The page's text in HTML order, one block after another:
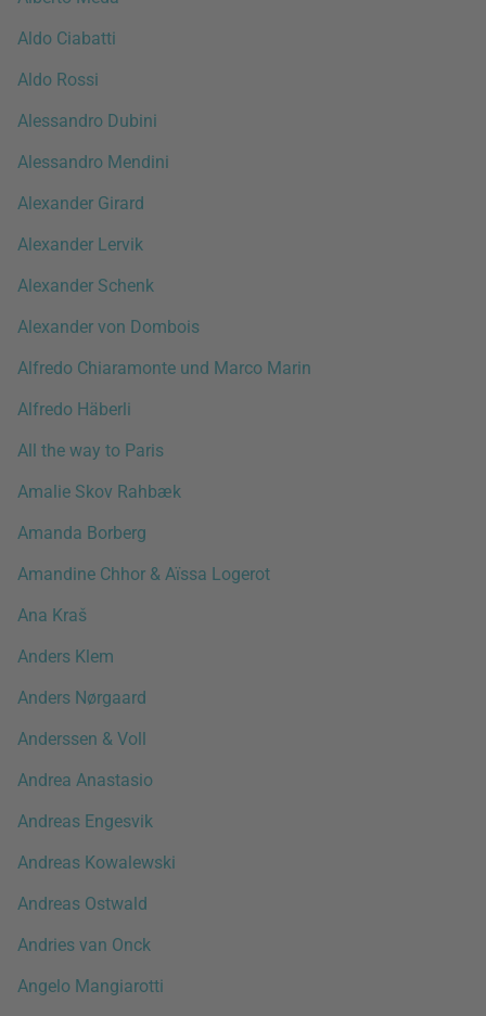
Aldo Ciabatti
Aldo Rossi
Alessandro Dubini
Alessandro Mendini
Alexander Girard
Alexander Lervik
Alexander Schenk
Alexander von Dombois
Alfredo Chiaramonte und Marco Marin
Alfredo Häberli
All the way to Paris
Amalie Skov Rahbæk
Amanda Borberg
Amandine Chhor & Aïssa Logerot
Ana Kraš
Anders Klem
Anders Nørgaard
Anderssen & Voll
Andrea Anastasio
Andreas Engesvik
Andreas Kowalewski
Andreas Ostwald
Andries van Onck
Angelo Mangiarotti